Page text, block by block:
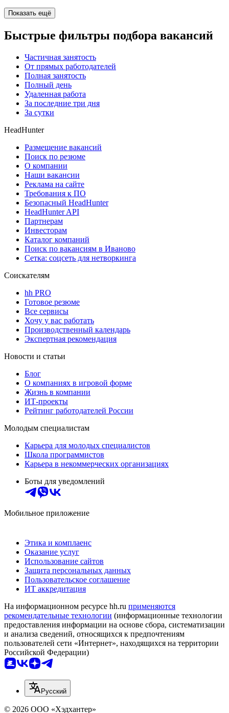
Показать ещё
Быстрые фильтры подбора вакансий
Частичная занятость
От прямых работодателей
Полная занятость
Полный день
Удаленная работа
За последние три дня
За сутки
HeadHunter
Размещение вакансий
Поиск по резюме
О компании
Наши вакансии
Реклама на сайте
Требования к ПО
Безопасный HeadHunter
HeadHunter API
Партнерам
Инвесторам
Каталог компаний
Поиск по вакансиям в Иваново
Сетка: соцсеть для нетворкинга
Соискателям
hh PRO
Готовое резюме
Все сервисы
Хочу у вас работать
Производственный календарь
Экспертная рекомендация
Новости и статьи
Блог
О компаниях в игровой форме
Жизнь в компании
ИТ-проекты
Рейтинг работодателей России
Молодым специалистам
Карьера для молодых специалистов
Школа программистов
Карьера в некоммерческих организациях
Боты для уведомлений
Мобильное приложение
Этика и комплаенс
Оказание услуг
Использование сайтов
Защита персональных данных
Пользовательское соглашение
ИТ аккредитация
На информационном ресурсе hh.ru применяются
рекомендательные технологии (информационные технологии
предоставления информации на основе сбора, систематизации
и анализа сведений, относящихся к предпочтениям
пользователей сети «Интернет», находящихся на территории
Российской Федерации)
Русский
© 2026 ООО «Хэдхантер»